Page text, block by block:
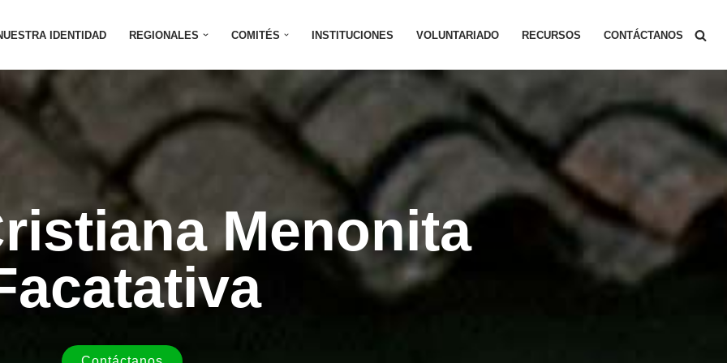
IDENTIDAD REGIONALES COMITÉS INSTITUCIONES VOLUNTARIADO RECURSOS CONTÁCTANOS
Menonita